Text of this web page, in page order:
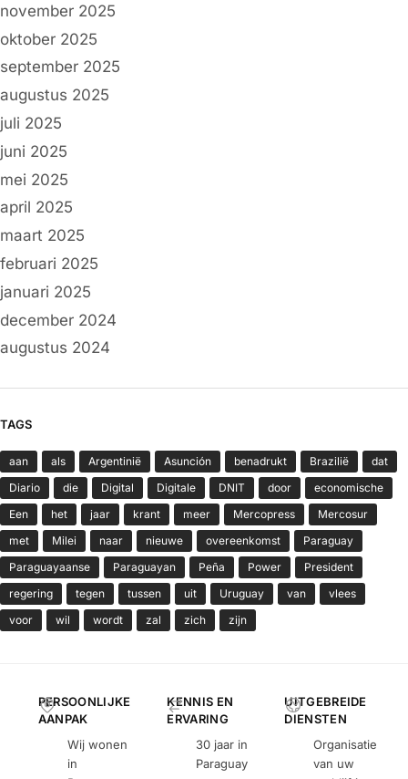
november 2025
oktober 2025
september 2025
augustus 2025
juli 2025
juni 2025
mei 2025
april 2025
maart 2025
februari 2025
januari 2025
december 2024
augustus 2024
TAGS
aan als Argentinië Asunción benadrukt Brazilië
dat
Diario
die Digital Digitale DNIT door
economische
Een
het jaar krant meer Mercopress
Mercosur
met
Milei naar nieuwe overeenkomst
Paraguay
Paraguayaanse
Paraguayan Peña Power
President
regering
tegen tussen uit Uruguay van
vlees
voor
wil wordt zal zich zijn
PERSOONLIJKE
AANPAK
Wij wonen
in
KENNIS EN
ERVARING
30 jaar in
Paraguay
UITGEBREIDE
DIENSTEN
Organisatie
van uw